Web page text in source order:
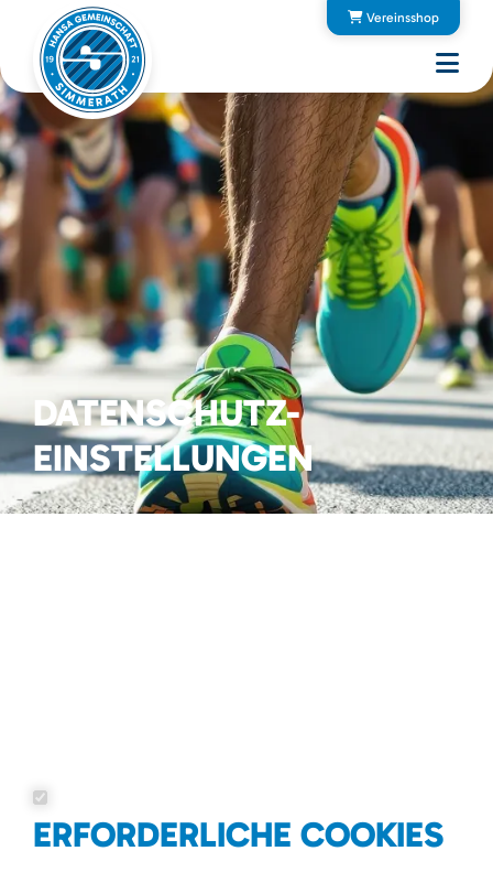
Vereinsshop
DATENSCHUTZ-
EINSTELLUNGEN
ERFORDERLICHE COOKIES